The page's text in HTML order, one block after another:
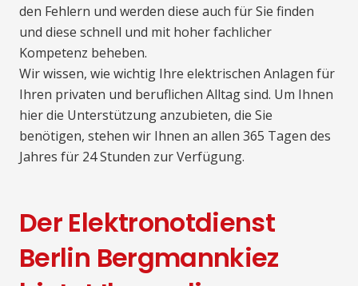
den Fehlern und werden diese auch für Sie finden
und diese schnell und mit hoher fachlicher
Kompetenz beheben.
Wir wissen, wie wichtig Ihre elektrischen Anlagen für
Ihren privaten und beruflichen Alltag sind. Um Ihnen
hier die Unterstützung anzubieten, die Sie
benötigen, stehen wir Ihnen an allen 365 Tagen des
Jahres für 24 Stunden zur Verfügung.
Der Elektronotdienst
Berlin Bergmannkiez